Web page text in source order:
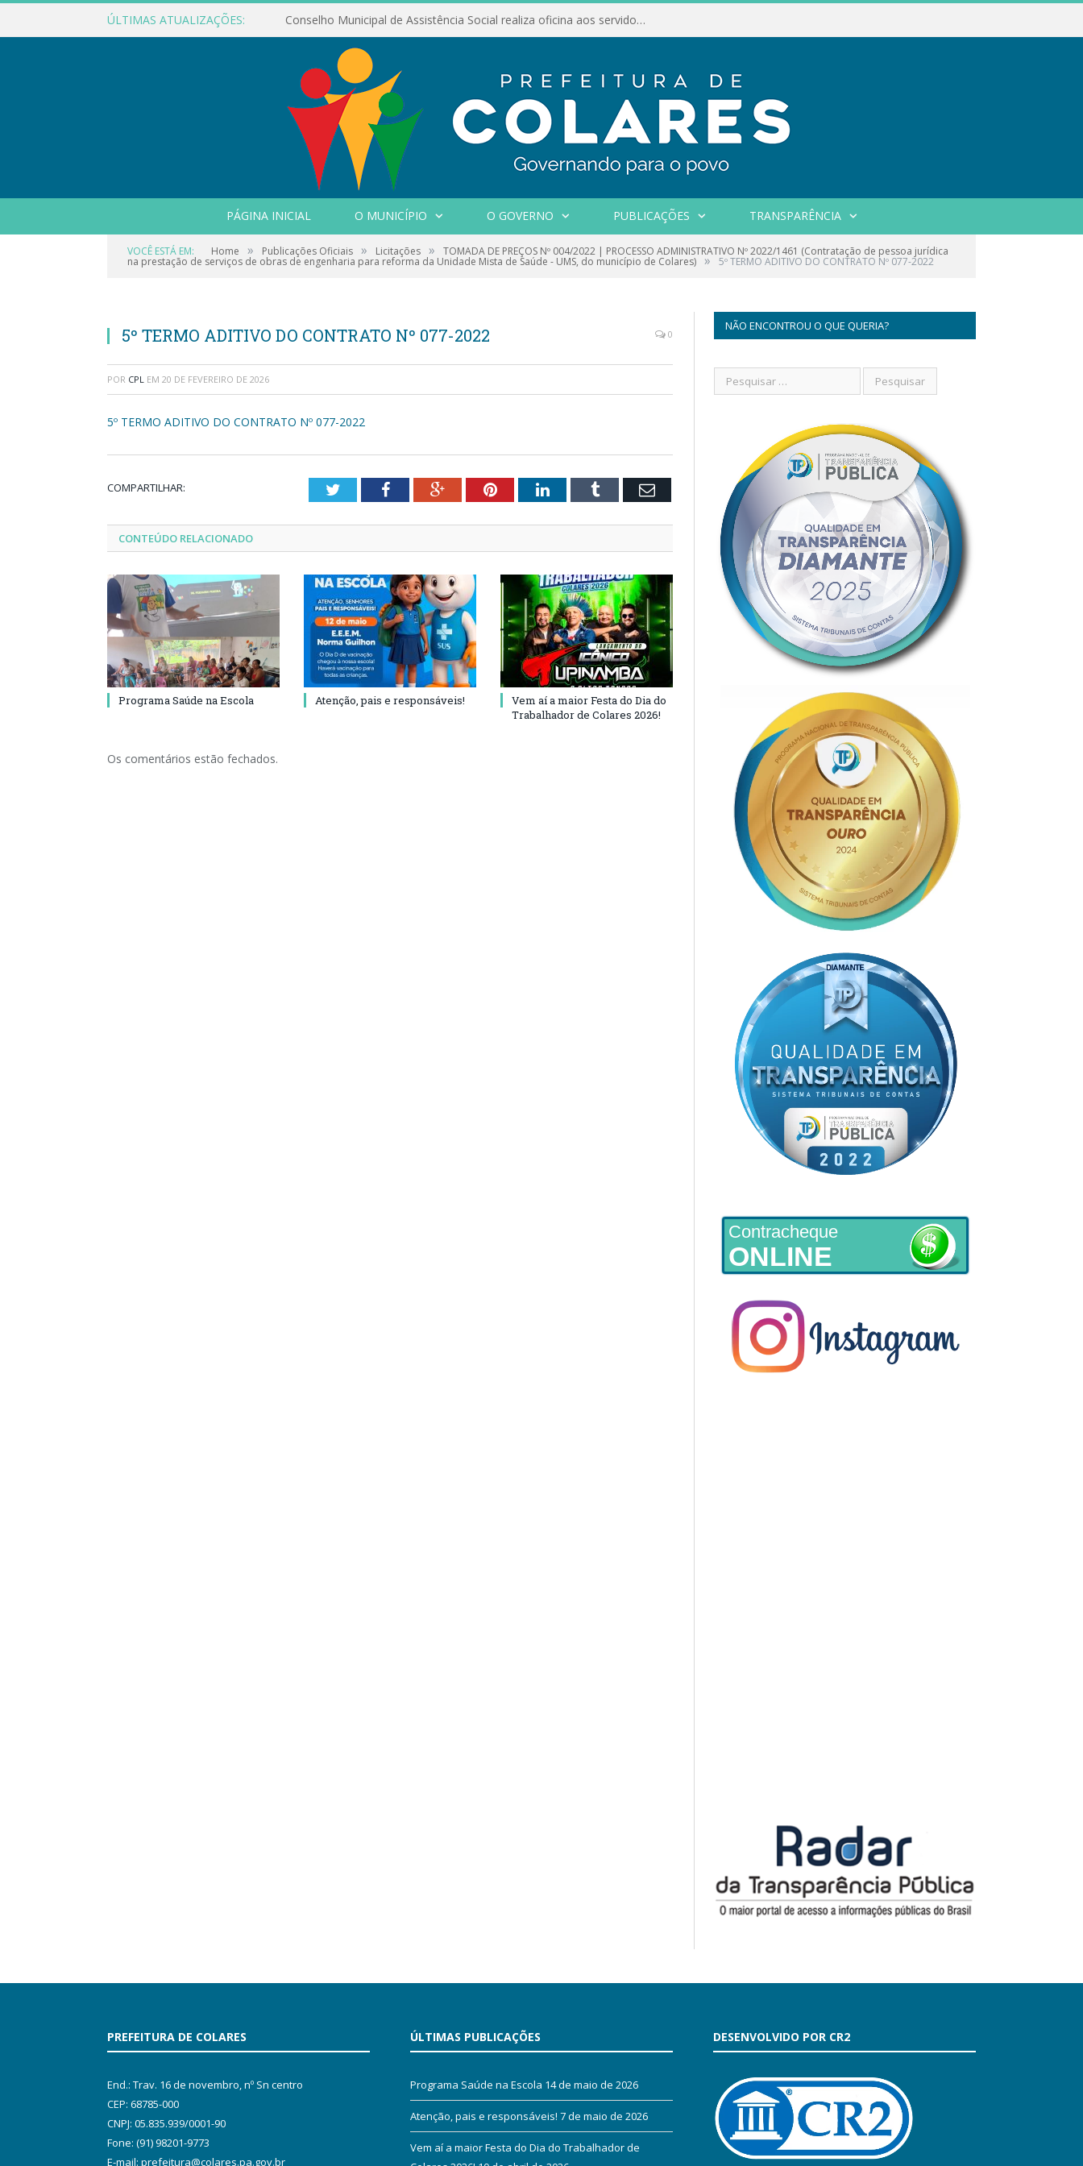
ÚLTIMAS ATUALIZAÇÕES: Conselho Municipal de Assistência Social realiza oficina aos servidores
PÁGINA INICIAL O MUNICÍPIO O GOVERNO PUBLICAÇÕES TRANSPARÊNCIA
VOCÊ ESTÁ EM: Home » Publicações Oficiais » Licitações » TOMADA DE PREÇOS Nº 004/2022 | PROCESSO ADMINISTRATIVO Nº 2022/1461 (Contratação de pessoa jurídica
na prestação de serviços de obras de engenharia para reforma da Unidade Mista de Saúde - UMS, do município de Colares) » 5º TERMO ADITIVO DO CONTRATO Nº 077-2022
5º TERMO ADITIVO DO CONTRATO Nº 077-2022 0
POR CPL EM 20 DE FEVEREIRO DE 2026
5º TERMO ADITIVO DO CONTRATO Nº 077-2022
COMPARTILHAR: TwitterFacebookGoogle+PinterestLinkedInTumblr Email
CONTEÚDO RELACIONADO
Programa Saúde na Escola Atenção, pais e responsáveis!
Vem aí a maior Festa do Dia do
Trabalhador de Colares 2026!
Os comentários estão fechados.
NÃO ENCONTROU O QUE QUERIA?
Contracheque
ONLINE
PREFEITURA DE COLARES
End.: Trav. 16 de novembro, nº Sn centro
CEP: 68785-000
CNPJ: 05.835.939/0001-90
Fone: (91) 98201-9773
E-mail: prefeitura@colares.pa.gov.br
ÚLTIMAS PUBLICAÇÕES
Programa Saúde na Escola 14 de maio de 2026
Atenção, pais e responsáveis! 7 de maio de 2026
Vem aí a maior Festa do Dia do Trabalhador de
DESENVOLVIDO POR CR2